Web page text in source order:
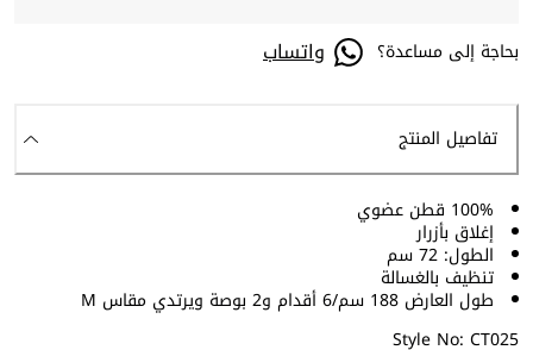
بحاجة إلى مساعدة؟ واتساب
تفاصيل المنتج
100% قطن عضوي
إغلاق بأزرار
الطول: 72 سم
تنظيف بالغسالة
طول العارض 188 سم/6 أقدام و2 بوصة ويرتدي مقاس M
Style No: CT025